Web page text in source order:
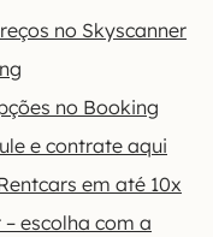
no Skyscanner
no Booking
e contrate aqui
em até 10x
escolha com a